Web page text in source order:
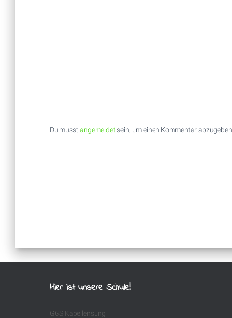
Du musst angemeldet sein, um einen Kommentar abzugeben.
Hier ist unsere Schule!
GGS Kapellensüng